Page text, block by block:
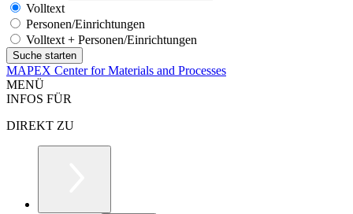
Volltext
Personen/Einrichtungen
Volltext + Personen/Einrichtungen
MAPEX Center for Materials and Processes
MENÜ
INFOS FÜR
DIREKT ZU